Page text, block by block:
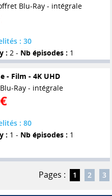
Blu-Ray - intégrale
: 30
: 2 - Nb épisodes : 1
- Film - 4K UHD
Ray - intégrale
: 80
: 1 - Nb épisodes : 1
Pages : 1 2 3